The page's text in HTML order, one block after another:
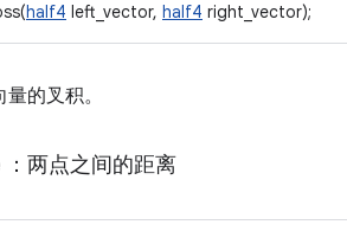
half4 left_vector, half4 right_vector);
的叉积。
：两点之间的距离